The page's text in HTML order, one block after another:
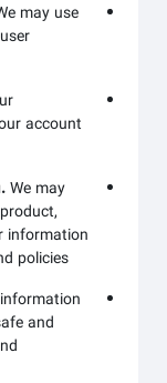
We may use
user
account
We may
product,
information
policies.
information
safe and